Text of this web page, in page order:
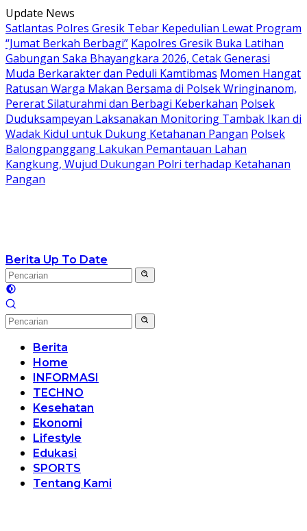
Langsung
ke
konten
Update News
Satlantas Polres Gresik Tebar Kepedulian Lewat Program
“Jumat Berkah Berbagi” Kapolres Gresik Buka Latihan
Gabungan Saka Bhayangkara 2026, Cetak Generasi
Muda Berkarakter dan Peduli Kamtibmas Momen Hangat
Ratusan Warga Makan Bersama di Polsek Wringinanom,
Pererat Silaturahmi dan Berbagi Keberkahan Polsek
Duduksampeyan Laksanakan Monitoring Tambak Ikan di
Wadak Kidul untuk Dukung Ketahanan Pangan Polsek
Balongpanggang Lakukan Pemantauan Lahan
Kangkung, Wujud Dukungan Polri terhadap Ketahanan
Pangan
Berita Up To Date
Berita
Home
INFORMASI
TECHNO
Kesehatan
Ekonomi
Lifestyle
Edukasi
SPORTS
Tentang Kami